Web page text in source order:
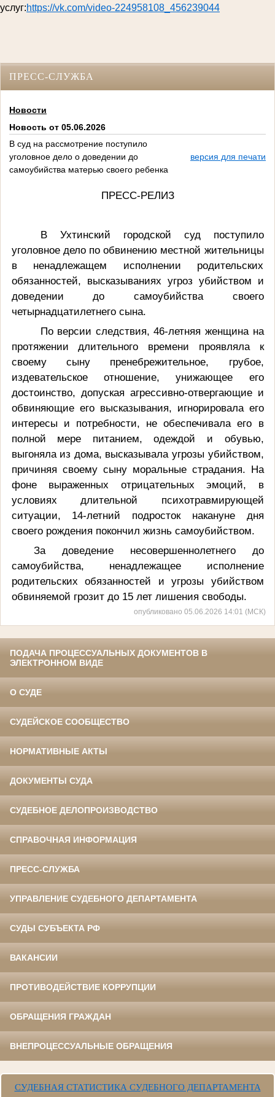
услуг:https://vk.com/video-224958108_456239044
ПРЕСС-СЛУЖБА
Новости
Новость от 05.06.2026
В суд на рассмотрение поступило
уголовное дело о доведении до
самоубийства матерью своего ребенка
версия для печати
ПРЕСС-РЕЛИЗ
В Ухтинский городской суд поступило
уголовное дело по обвинению местной жительницы
в ненадлежащем исполнении родительских
обязанностей, высказываниях угроз убийством и
доведении до самоубийства своего
четырнадцатилетнего сына.
По версии следствия, 46-летняя женщина на
протяжении длительного времени проявляла к
своему сыну пренебрежительное, грубое,
издевательское отношение, унижающее его
достоинство, допуская агрессивно-отвергающие и
обвиняющие его высказывания, игнорировала его
интересы и потребности, не обеспечивала его в
полной мере питанием, одеждой и обувью,
выгоняла из дома, высказывала угрозы убийством,
причиняя своему сыну моральные страдания. На
фоне выраженных отрицательных эмоций, в
условиях длительной психотравмирующей
ситуации, 14-летний подросток накануне дня
своего рождения покончил жизнь самоубийством.
За доведение несовершеннолетнего до
самоубийства, ненадлежащее исполнение
родительских обязанностей и угрозы убийством
обвиняемой грозит до 15 лет лишения свободы.
опубликовано 05.06.2026 14:01 (МСК)
ПОДАЧА ПРОЦЕССУАЛЬНЫХ ДОКУМЕНТОВ В
ЭЛЕКТРОННОМ ВИДЕ
О СУДЕ
СУДЕЙСКОЕ СООБЩЕСТВО
НОРМАТИВНЫЕ АКТЫ
ДОКУМЕНТЫ СУДА
СУДЕБНОЕ ДЕЛОПРОИЗВОДСТВО
СПРАВОЧНАЯ ИНФОРМАЦИЯ
ПРЕСС-СЛУЖБА
УПРАВЛЕНИЕ СУДЕБНОГО ДЕПАРТАМЕНТА
СУДЫ СУБЪЕКТА РФ
ВАКАНСИИ
ПРОТИВОДЕЙСТВИЕ КОРРУПЦИИ
ОБРАЩЕНИЯ ГРАЖДАН
ВНЕПРОЦЕССУАЛЬНЫЕ ОБРАЩЕНИЯ
СУДЕБНАЯ СТАТИСТИКА СУДЕБНОГО ДЕПАРТАМЕНТА